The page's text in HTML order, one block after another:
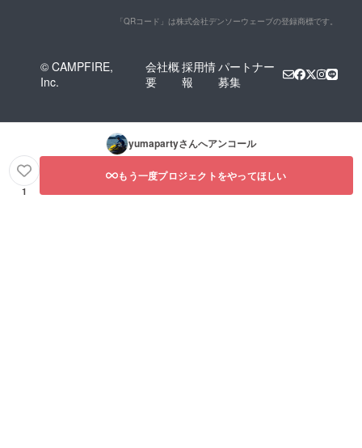
「QRコード」は株式会社デンソーウェーブの登録商標です。
© CAMPFIRE,
Inc.
会社概
要
採用情
報
パートナー
募集
yumapartyさんへアンコール
1
もう一度プロジェクトをやってほしい